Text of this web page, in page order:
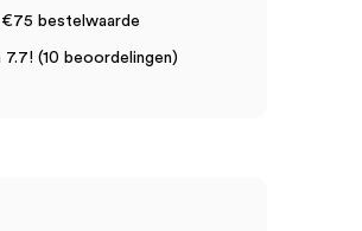
bestelwaarde
(10 beoordelingen)